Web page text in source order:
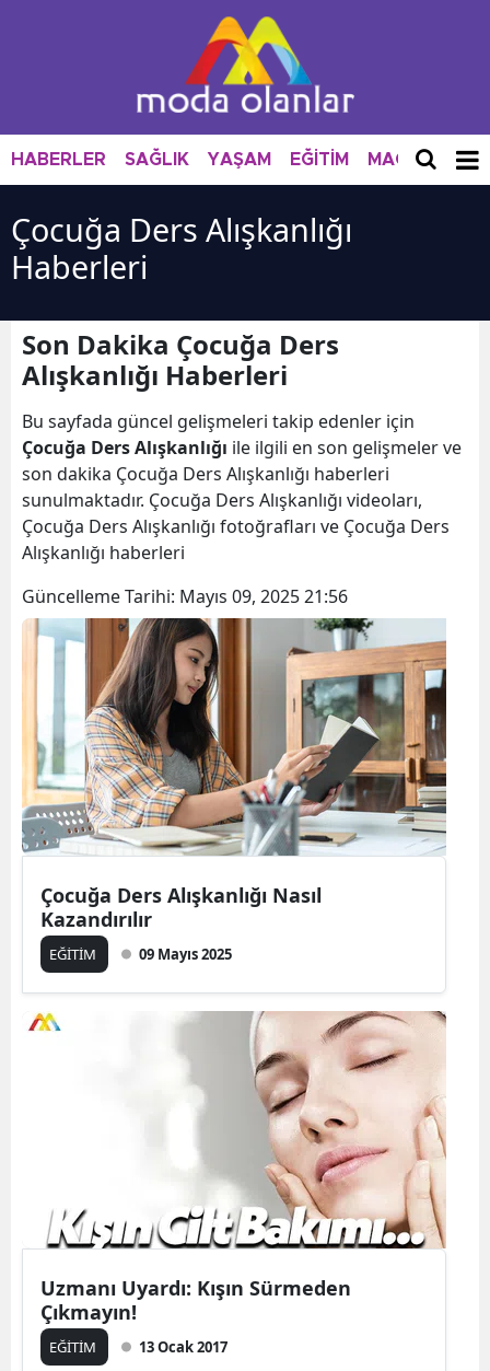
HABERLER SAĞLIK YAŞAM EĞİTİM MAGAZİN
Çocuğa Ders Alışkanlığı
Haberleri
Son Dakika Çocuğa Ders
Alışkanlığı Haberleri
Bu sayfada güncel gelişmeleri takip edenler için
Çocuğa Ders Alışkanlığı ile ilgili en son gelişmeler ve
son dakika Çocuğa Ders Alışkanlığı haberleri
sunulmaktadır. Çocuğa Ders Alışkanlığı videoları,
Çocuğa Ders Alışkanlığı fotoğrafları ve Çocuğa Ders
Alışkanlığı haberleri
Güncelleme Tarihi: Mayıs 09, 2025 21:56
Çocuğa Ders Alışkanlığı Nasıl
Kazandırılır
EĞİTİM 09 Mayıs 2025
Uzmanı Uyardı: Kışın Sürmeden
Çıkmayın!
EĞİTİM 13 Ocak 2017